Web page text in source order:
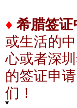
♦ 希腊签证
或生活的
心或者深
的签证申
们！